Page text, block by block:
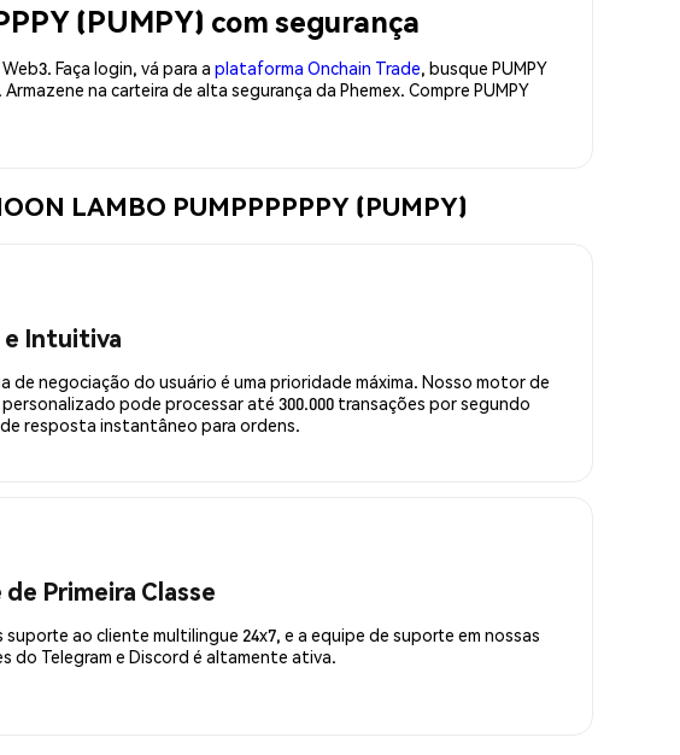
(PUMPY) com segurança
Faça login, vá para a plataforma Onchain Trade, busque PUMPY
na carteira de alta segurança da Phemex. Compre PUMPY
LAMBO PUMPPPPPPY (PUMPY)
Intuitiva
de negociação do usuário é uma prioridade máxima. Nosso motor de
pode processar até 300.000 transações por segundo
resposta instantâneo para ordens.
Primeira Classe
suporte ao cliente multilingue 24x7, e a equipe de suporte em nossas
do Telegram e Discord é altamente ativa.